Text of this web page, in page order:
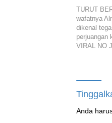
TURUT
wafatnya
dikenal
perjuangan
VIRAL NO
Anda